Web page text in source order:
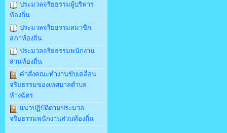
ประมวลจริยธรรมผู้บริหาร
ท้องถิ่น
ประมวลจริยธรรมสมาชิก
สภาท้องถิ่น
ประมวลจริยธรรมพนักงาน
ส่วนท้องถิ่น
คำสั่งคณะทำงานขับเคลื่อน
จริยธรรมของเทศบาลตำบล
ห้างฉัตร
แนวปฏิบัติตามประมวล
จริยธรรมพนักงานส่วนท้องถิ่น